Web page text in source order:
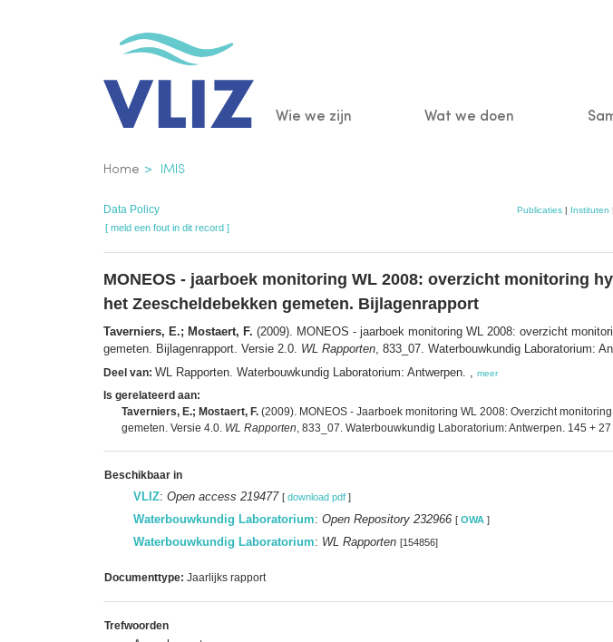
Main
Wie we zijn Wat we doen
Kruimelpad
Home IMIS
Data Policy Publicaties| Instituten
[ meld een fout in dit record ]
MONEOS - jaarboek monitoring WL 2008: overzicht monitoring
het Zeescheldebekken gemeten. Bijlagenrapport
Taverniers, E.; Mostaert, F. (2009). MONEOS - jaarboek monitoring WL 2008: overzicht
gemeten. Bijlagenrapport. Versie 2.0. WL Rapporten , 833_07. Waterbouwkundig Laboratorium:
Deel van: WL Rapporten. Waterbouwkundig Laboratorium: Antwerpen. , meer
Is gerelateerd aan:
Taverniers, E.; Mostaert, F. (2009). MONEOS - Jaarboek monitoring WL 2008: Overzicht
gemeten. Versie 4.0. WL Rapporten, 833_07. Waterbouwkundig Laboratorium: Antwerpen. 145 +
Beschikbaar in
VLIZ: Open access 219477 [ download pdf ]
Waterbouwkundig Laboratorium: Open Repository 232966 [ OWA ]
Waterbouwkundig Laboratorium: WL Rapporten [154856]
Documenttype: Jaarlijks rapport
Trefwoorden